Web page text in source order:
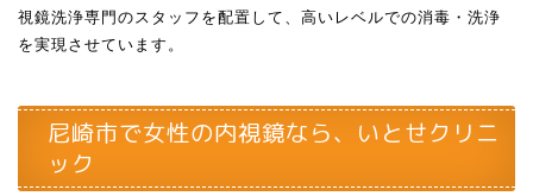
視鏡洗浄専門のスタッフを配置して、高いレベルでの消毒・洗浄
を実現させています。
尼崎市で女性の内視鏡なら、いとせクリニ
ック